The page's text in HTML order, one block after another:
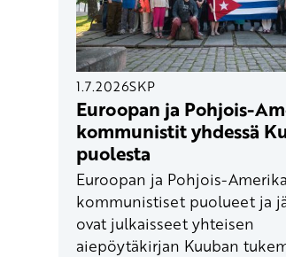
1.7.2026SKP
Euroopan ja Pohjois-
kommunistit yhdessä
puolesta
Euroopan ja Pohjois-
kommunistiset puolueet ja
ovat julkaisseet yhteisen
aiepöytäkirjan Kuuban